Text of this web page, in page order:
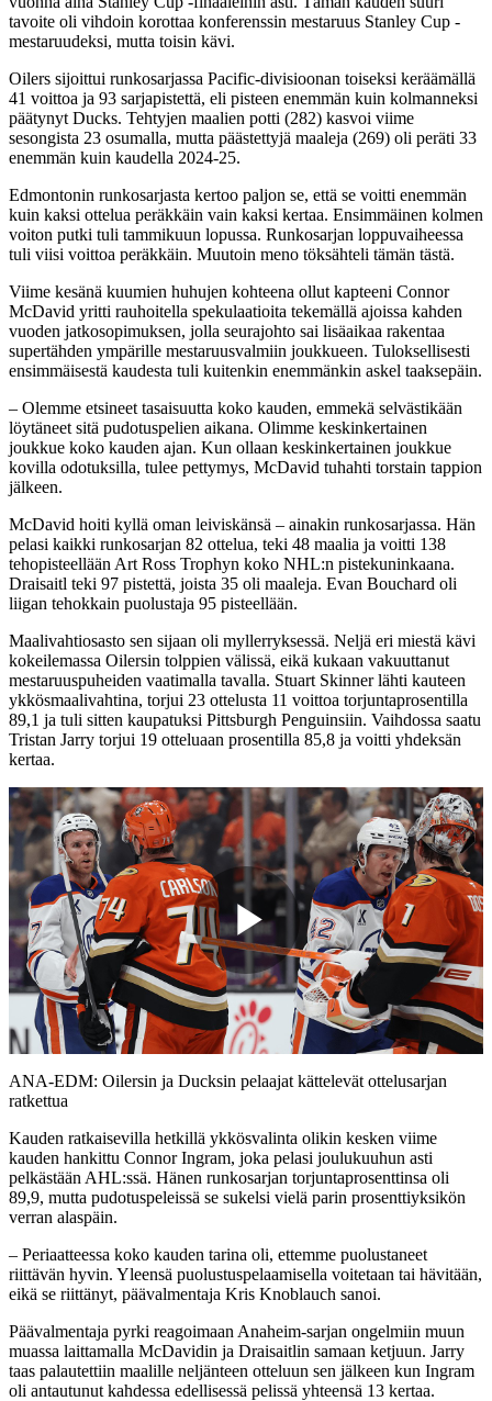
tavoite oli vihdoin korottaa konferenssin mestaruus Stanley Cup -
mestaruudeksi, mutta toisin kävi.
Oilers sijoittui runkosarjassa Pacific-divisioonan toiseksi keräämällä
41 voittoa ja 93 sarjapistettä, eli pisteen enemmän kuin kolmanneksi
päätynyt Ducks. Tehtyjen maalien potti (282) kasvoi viime
sesongista 23 osumalla, mutta päästettyjä maaleja (269) oli peräti 33
enemmän kuin kaudella 2024-25.
Edmontonin runkosarjasta kertoo paljon se, että se voitti enemmän
kuin kaksi ottelua peräkkäin vain kaksi kertaa. Ensimmäinen kolmen
voiton putki tuli tammikuun lopussa. Runkosarjan loppuvaiheessa
tuli viisi voittoa peräkkäin. Muutoin meno töksähteli tämän tästä.
Viime kesänä kuumien huhujen kohteena ollut kapteeni Connor
McDavid yritti rauhoitella spekulaatioita tekemällä ajoissa kahden
vuoden jatkosopimuksen, jolla seurajohto sai lisäaikaa rakentaa
supertähden ympärille mestaruusvalmiin joukkueen. Tuloksellisesti
ensimmäisestä kaudesta tuli kuitenkin enemmänkin askel taaksepäin.
– Olemme etsineet tasaisuutta koko kauden, emmekä selvästikään
löytäneet sitä pudotuspelien aikana. Olimme keskinkertainen
joukkue koko kauden ajan. Kun ollaan keskinkertainen joukkue
kovilla odotuksilla, tulee pettymys, McDavid tuhahti torstain tappion
jälkeen.
McDavid hoiti kyllä oman leiviskänsä – ainakin runkosarjassa. Hän
pelasi kaikki runkosarjan 82 ottelua, teki 48 maalia ja voitti 138
tehopisteellään Art Ross Trophyn koko NHL:n pistekuninkaana.
Draisaitl teki 97 pistettä, joista 35 oli maaleja. Evan Bouchard oli
liigan tehokkain puolustaja 95 pisteellään.
Maalivahtiosasto sen sijaan oli myllerryksessä. Neljä eri miestä kävi
kokeilemassa Oilersin tolppien välissä, eikä kukaan vakuuttanut
mestaruuspuheiden vaatimalla tavalla. Stuart Skinner lähti kauteen
ykkösmaalivahtina, torjui 23 ottelusta 11 voittoa torjuntaprosentilla
89,1 ja tuli sitten kaupatuksi Pittsburgh Penguinsiin. Vaihdossa saatu
Tristan Jarry torjui 19 otteluaan prosentilla 85,8 ja voitti yhdeksän
kertaa.​
Play
Video
ANA-EDM: Oilersin ja Ducksin pelaajat kättelevät ottelusarjan
ratkettua
Kauden ratkaisevilla hetkillä ykkösvalinta olikin kesken viime
kauden hankittu Connor Ingram, joka pelasi joulukuuhun asti
pelkästään AHL:ssä. Hänen runkosarjan torjuntaprosenttinsa oli
89,9, mutta pudotuspeleissä se sukelsi vielä parin prosenttiyksikön
verran alaspäin.
– Periaatteessa koko kauden tarina oli, ettemme puolustaneet
riittävän hyvin. Yleensä puolustuspelaamisella voitetaan tai hävitään,
eikä se riittänyt, päävalmentaja Kris Knoblauch sanoi.
Päävalmentaja pyrki reagoimaan Anaheim-sarjan ongelmiin muun
muassa laittamalla McDavidin ja Draisaitlin samaan ketjuun. Jarry
taas palautettiin maalille neljänteen otteluun sen jälkeen kun Ingram
oli antautunut kahdessa edellisessä pelissä yhteensä 13 kertaa.